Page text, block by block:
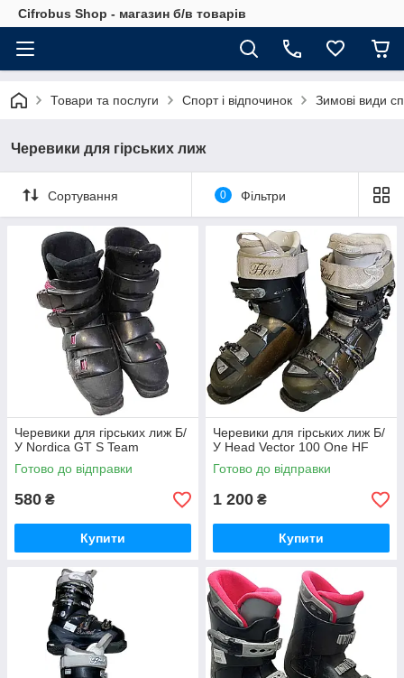
Cifrobus Shop - магазин б/в товарів
Товари та послуги Спорт і відпочинок Зимові види
Черевики для гірських лиж
Сортування 0 Фільтри
Черевики для гірських лиж Б/
У Nordica GT S Team
Готово до відправки
580 ₴
Купити
Черевики для гірських лиж Б/
У Head Vector 100 One HF
Готово до відправки
1 200 ₴
Купити